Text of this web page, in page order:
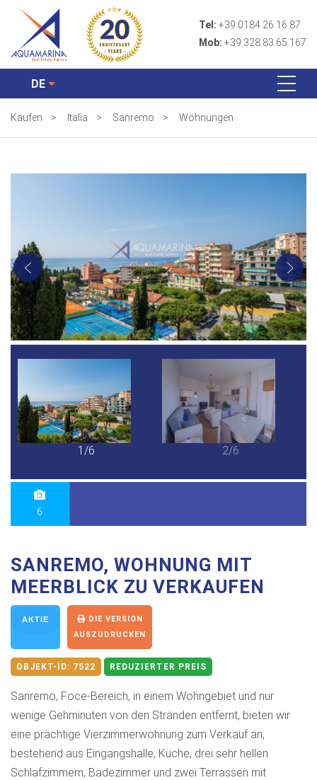
Tel: +39 0184 26.16.87
Mob: +39 328 83.65.167
DE
Kaufen > Italia > Sanremo > Wohnungen
1/6 2/6
6
SANREMO, WOHNUNG MIT
MEERBLICK ZU VERKAUFEN
AKTIE
DIE VERSION
AUSZUDRUCKEN
OBJEKT-ID: 7522 REDUZIERTER PREIS
Sanremo, Foce-Bereich, in einem Wohngebiet und nur
wenige Gehminuten von den Stränden entfernt, bieten wir
eine prächtige Vierzimmerwohnung zum Verkauf an,
bestehend aus Eingangshalle, Küche, drei sehr hellen
Schlafzimmern, Badezimmer und zwei Terrassen mit